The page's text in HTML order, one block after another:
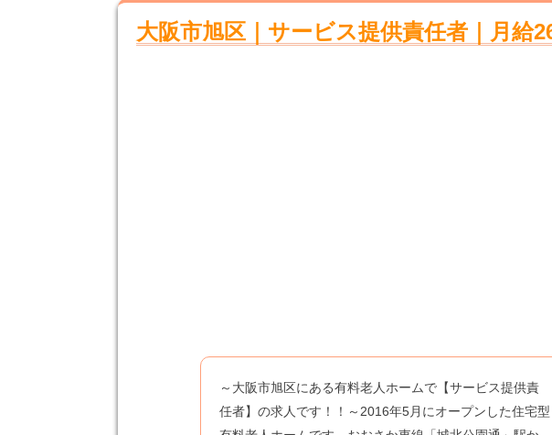
大阪市旭区｜サービス提供責任者｜月給
～大阪市旭区にある有料老人ホームで【サービス提供責
任者】の求人です！！～2016年5月にオープンした住宅型